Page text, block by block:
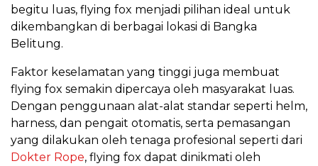
begitu luas, flying fox menjadi pilihan ideal untuk
dikembangkan di berbagai lokasi di Bangka
Belitung.
Faktor keselamatan yang tinggi juga membuat
flying fox semakin dipercaya oleh masyarakat luas.
Dengan penggunaan alat-alat standar seperti helm,
harness, dan pengait otomatis, serta pemasangan
yang dilakukan oleh tenaga profesional seperti dari
Dokter Rope, flying fox dapat dinikmati oleh